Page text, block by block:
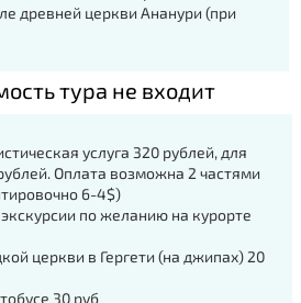
древней церкви Ананури (при
тура не входит
услуга 320 рублей, для
Оплата возможна 2 частями
6-4$)
по желанию на курорте
церкви в Гергети (на джипах) 20
30 руб